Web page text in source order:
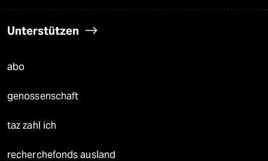
Unterstützen
abo
genossenschaft
taz zahl ich
recherchefonds ausland